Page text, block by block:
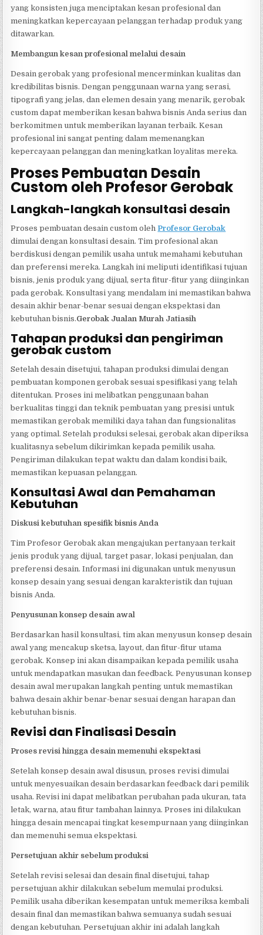
yang konsisten juga menciptakan kesan profesional dan
meningkatkan kepercayaan pelanggan terhadap produk yang
ditawarkan.
Membangun kesan profesional melalui desain
Desain gerobak yang profesional mencerminkan kualitas dan
kredibilitas bisnis. Dengan penggunaan warna yang serasi,
tipografi yang jelas, dan elemen desain yang menarik, gerobak
custom dapat memberikan kesan bahwa bisnis Anda serius dan
berkomitmen untuk memberikan layanan terbaik. Kesan
profesional ini sangat penting dalam memenangkan
kepercayaan pelanggan dan meningkatkan loyalitas mereka.
Proses Pembuatan Desain
Custom oleh Profesor Gerobak
Langkah-langkah konsultasi desain
Proses pembuatan desain custom oleh Profesor Gerobak
dimulai dengan konsultasi desain. Tim profesional akan
berdiskusi dengan pemilik usaha untuk memahami kebutuhan
dan preferensi mereka. Langkah ini meliputi identifikasi tujuan
bisnis, jenis produk yang dijual, serta fitur-fitur yang diinginkan
pada gerobak. Konsultasi yang mendalam ini memastikan bahwa
desain akhir benar-benar sesuai dengan ekspektasi dan
kebutuhan bisnis.Gerobak Jualan Murah Jatiasih
Tahapan produksi dan pengiriman
gerobak custom
Setelah desain disetujui, tahapan produksi dimulai dengan
pembuatan komponen gerobak sesuai spesifikasi yang telah
ditentukan. Proses ini melibatkan penggunaan bahan
berkualitas tinggi dan teknik pembuatan yang presisi untuk
memastikan gerobak memiliki daya tahan dan fungsionalitas
yang optimal. Setelah produksi selesai, gerobak akan diperiksa
kualitasnya sebelum dikirimkan kepada pemilik usaha.
Pengiriman dilakukan tepat waktu dan dalam kondisi baik,
memastikan kepuasan pelanggan.
Konsultasi Awal dan Pemahaman
Kebutuhan
Diskusi kebutuhan spesifik bisnis Anda
Tim Profesor Gerobak akan mengajukan pertanyaan terkait
jenis produk yang dijual, target pasar, lokasi penjualan, dan
preferensi desain. Informasi ini digunakan untuk menyusun
konsep desain yang sesuai dengan karakteristik dan tujuan
bisnis Anda.
Penyusunan konsep desain awal
Berdasarkan hasil konsultasi, tim akan menyusun konsep desain
awal yang mencakup sketsa, layout, dan fitur-fitur utama
gerobak. Konsep ini akan disampaikan kepada pemilik usaha
untuk mendapatkan masukan dan feedback. Penyusunan konsep
desain awal merupakan langkah penting untuk memastikan
bahwa desain akhir benar-benar sesuai dengan harapan dan
kebutuhan bisnis.
Revisi dan Finalisasi Desain
Proses revisi hingga desain memenuhi ekspektasi
Setelah konsep desain awal disusun, proses revisi dimulai
untuk menyesuaikan desain berdasarkan feedback dari pemilik
usaha. Revisi ini dapat melibatkan perubahan pada ukuran, tata
letak, warna, atau fitur tambahan lainnya. Proses ini dilakukan
hingga desain mencapai tingkat kesempurnaan yang diinginkan
dan memenuhi semua ekspektasi.
Persetujuan akhir sebelum produksi
Setelah revisi selesai dan desain final disetujui, tahap
persetujuan akhir dilakukan sebelum memulai produksi.
Pemilik usaha diberikan kesempatan untuk memeriksa kembali
desain final dan memastikan bahwa semuanya sudah sesuai
dengan kebutuhan. Persetujuan akhir ini adalah langkah